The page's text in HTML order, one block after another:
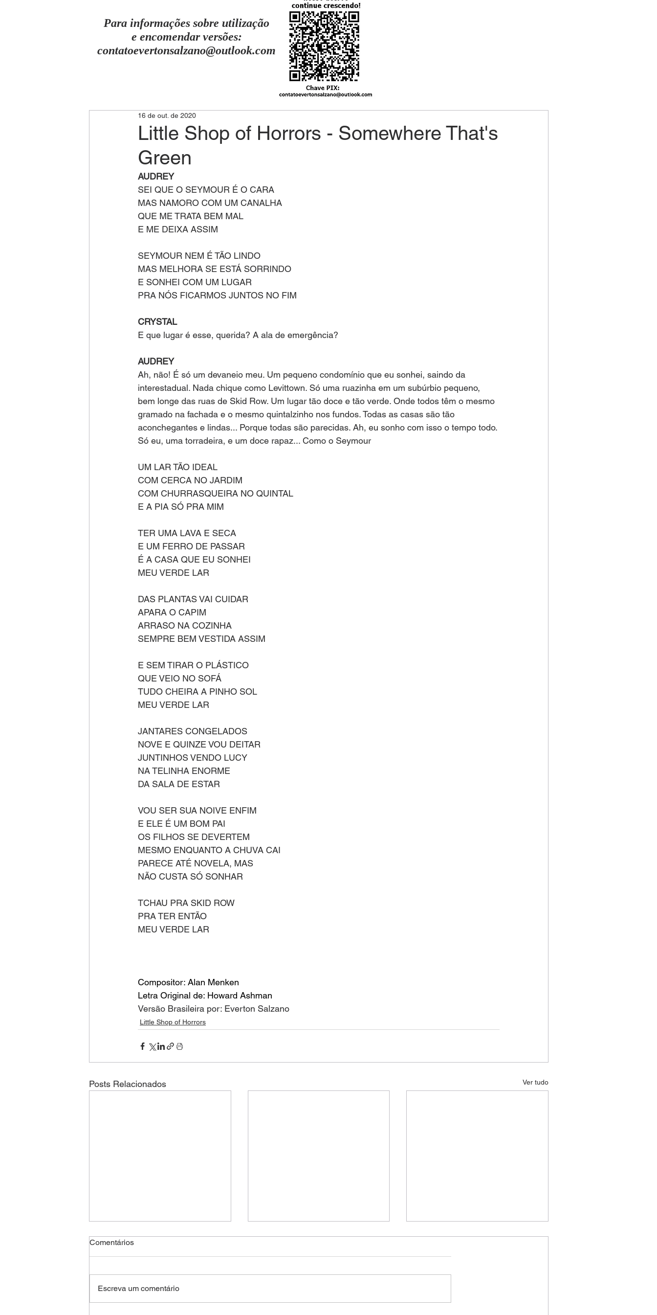
Para informações sobre utilização
e encomendar versões:
contatoevertonsalzano@outlook.com
Little Shop of Horrors - Somewhere That's
Green
16 de out. de 2020
AUDREY
SEI QUE O SEYMOUR É O CARA
MAS NAMORO COM UM CANALHA
QUE ME TRATA BEM MAL
E ME DEIXA ASSIM
SEYMOUR NEM É TÃO LINDO
MAS MELHORA SE ESTÁ SORRINDO
E SONHEI COM UM LUGAR
PRA NÓS FICARMOS JUNTOS NO FIM
CRYSTAL
E que lugar é esse, querida? A ala de emergência?
AUDREY
Ah, não! É só um devaneio meu. Um pequeno condomínio que eu sonhei, saindo da
interestadual. Nada chique como Levittown. Só uma ruazinha em um subúrbio pequeno,
bem longe das ruas de Skid Row. Um lugar tão doce e tão verde. Onde todos têm o mesmo
gramado na fachada e o mesmo quintalzinho nos fundos. Todas as casas são tão
aconchegantes e lindas... Porque todas são parecidas. Ah, eu sonho com isso o tempo todo.
Só eu, uma torradeira, e um doce rapaz... Como o Seymour
UM LAR TÃO IDEAL
COM CERCA NO JARDIM
COM CHURRASQUEIRA NO QUINTAL
E A PIA SÓ PRA MIM
TER UMA LAVA E SECA
E UM FERRO DE PASSAR
É A CASA QUE EU SONHEI
MEU VERDE LAR
DAS PLANTAS VAI CUIDAR
APARA O CAPIM
ARRASO NA COZINHA
SEMPRE BEM VESTIDA ASSIM
E SEM TIRAR O PLÁSTICO
QUE VEIO NO SOFÁ
TUDO CHEIRA A PINHO SOL
MEU VERDE LAR
JANTARES CONGELADOS
NOVE E QUINZE VOU DEITAR
JUNTINHOS VENDO LUCY
NA TELINHA ENORME
DA SALA DE ESTAR
VOU SER SUA NOIVE ENFIM
E ELE É UM BOM PAI
OS FILHOS SE DEVERTEM
MESMO ENQUANTO A CHUVA CAI
PARECE ATÉ NOVELA, MAS
NÃO CUSTA SÓ SONHAR
TCHAU PRA SKID ROW
PRA TER ENTÃO
MEU VERDE LAR
Compositor: Alan Menken
Letra Original de: Howard Ashman
Versão Brasileira por: Everton Salzano
Little Shop of Horrors
Posts Relacionados Ver tudo
Comentários
Escreva um comentário